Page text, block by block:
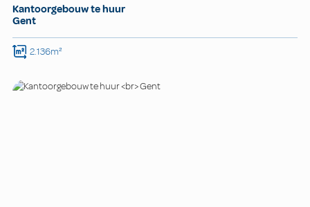
Kantoorgebouw te huur
Gent
2.136m²